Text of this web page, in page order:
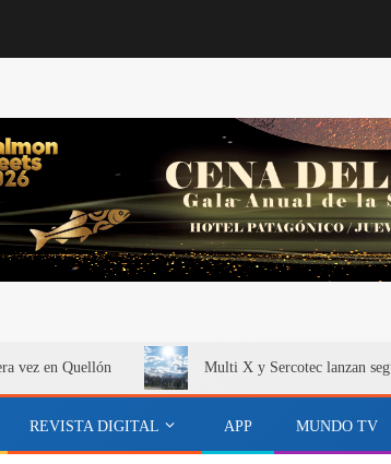
vez en Quellón Multi X y Sercotec lanzan
REVISTA DIGITAL APP MUNDO TV